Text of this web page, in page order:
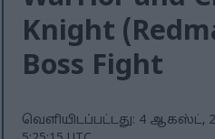
Knight
Boss Fight
வெளியிடப்பட்டது: 4 ஆகஸ்ட்,